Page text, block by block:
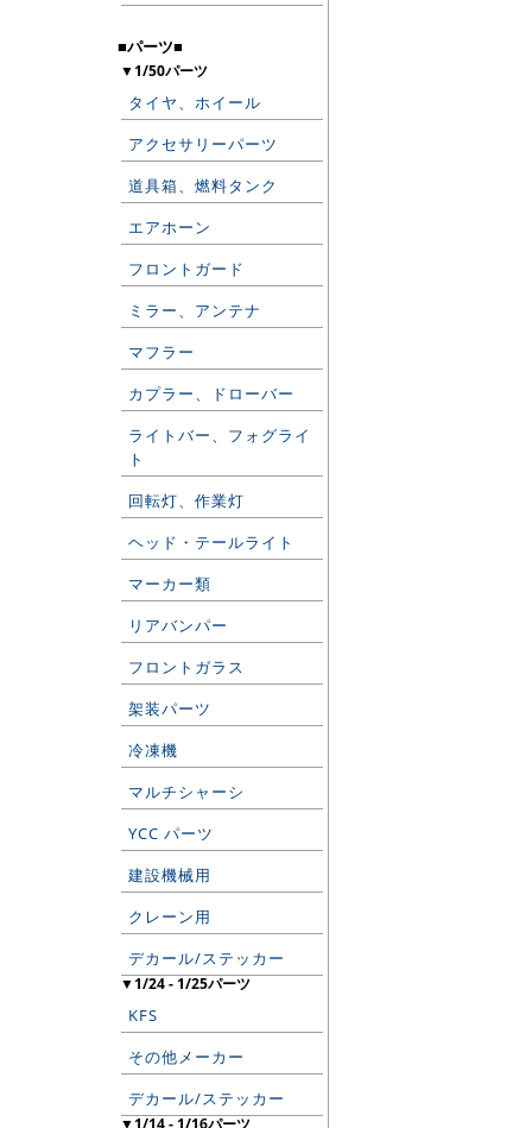
■パーツ■
▼1/50パーツ
タイヤ、ホイール
アクセサリーパーツ
道具箱、燃料タンク
エアホーン
フロントガード
ミラー、アンテナ
マフラー
カプラー、ドローバー
ライトバー、フォグライ
ト
回転灯、作業灯
ヘッド・テールライト
マーカー類
リアバンパー
フロントガラス
架装パーツ
冷凍機
マルチシャーシ
YCC パーツ
建設機械用
クレーン用
デカール/ステッカー
▼1/24 - 1/25パーツ
KFS
その他メーカー
デカール/ステッカー
▼1/14 - 1/16パーツ